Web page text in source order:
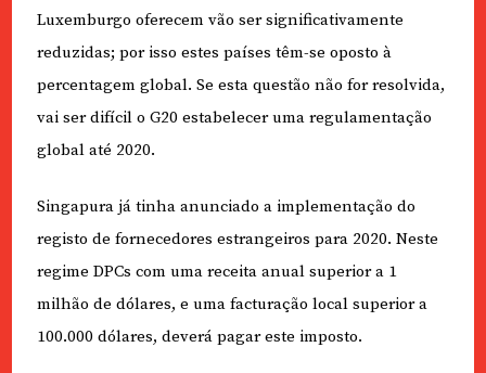
Luxemburgo oferecem vão ser significativamente
reduzidas; por isso estes países têm-se oposto à
percentagem global. Se esta questão não for resolvida,
vai ser difícil o G20 estabelecer uma regulamentação
global até 2020.
Singapura já tinha anunciado a implementação do
registo de fornecedores estrangeiros para 2020. Neste
regime DPCs com uma receita anual superior a 1
milhão de dólares, e uma facturação local superior a
100.000 dólares, deverá pagar este imposto.